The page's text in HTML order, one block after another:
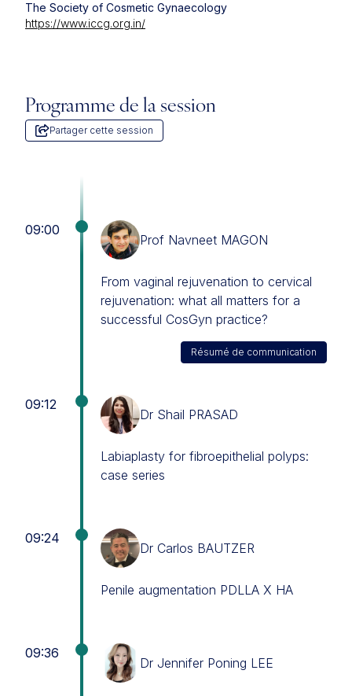
The Society of Cosmetic Gynaecology
https://www.iccg.org.in/
Programme de la session
Partager cette session
09:00
Prof Navneet MAGON
From vaginal rejuvenation to cervical
rejuvenation: what all matters for a
successful CosGyn practice?
Résumé de communication
09:12
Dr Shail PRASAD
Labiaplasty for fibroepithelial polyps:
case series
09:24
Dr Carlos BAUTZER
Penile augmentation PDLLA X HA
09:36
Dr Jennifer Poning LEE